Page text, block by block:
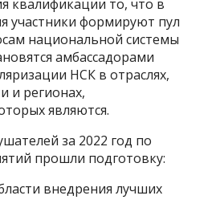
квалификации то, что в
участники формируют пул
национальной системы
амбассадорами
НСК в отраслях,
и регионах,
являются.
за 2022 год по
прошли подготовку:
внедрения лучших